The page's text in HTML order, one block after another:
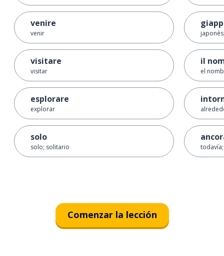
venire
venir
visitare
visitar
esplorare
explorar
solo
solo; solitario
il
el
Comenzar la lección